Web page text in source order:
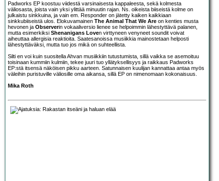
Padworks EP koostuu viidestä varsinaisesta kappaleesta, sekä kolmesta
väliosasta, joista vain yksi ylittää minuutin rajan. Ns. oikeista biiseistä kolme on
julkaistu sinkkuina, ja vain em. Responder on jätetty kaiken kaikkiaan
sinkkubiiseistä ulos. Elokuvamainen The Animal That We Are on kenties musta
hevonen ja Observerin vokaaliversio lienee se helpoimmin lähestyttävä palanen,
mutta esimerkiksi Shenanigans Loven virttyneen venyneet soundit voivat
aiheuttaa allergisia reaktioita. Saatesanoissa musiikkia mainostetaan helposti
lähestyttäväksi, mutta tuo jos mikä on suhteellista.
Silti en voi kuin suositella Ahvan musiikkiin tutustumista, sillä vaikka se asemoituu
toisinaan kummiin kulmiin, tekee juuri tuo yllätyksellisyys ja raikkaus Padworks
EP:stä itsensä näköisen pikku aarteen. Satunnaisen kuulijan kannattaa antaa myös
väleihin puristuville väliosille oma aikansa, sillä EP on nimenomaan kokonaisuus.
Mika Roth